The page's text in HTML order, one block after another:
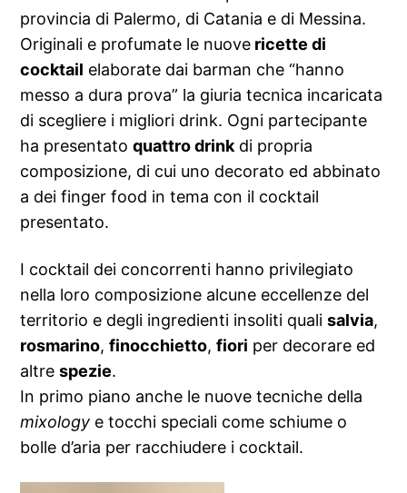
provincia di Palermo, di Catania e di Messina.
Originali e profumate le nuove ricette di
cocktail elaborate dai barman che “hanno
messo a dura prova” la giuria tecnica incaricata
di scegliere i migliori drink. Ogni partecipante
ha presentatoquattro drinkdi propria
composizione, di cui uno decorato ed abbinato
a dei finger food in tema con il cocktail
presentato.
I cocktail dei concorrenti hanno privilegiato
nella loro composizione alcune eccellenze del
territorio e degli ingredienti insoliti qualisalvia,
rosmarino,finocchietto,fiori per decorare ed
altrespezie.
In primo piano anche le nuove tecniche della
mixology e tocchi speciali come schiume o
bolle d’aria per racchiudere i cocktail.